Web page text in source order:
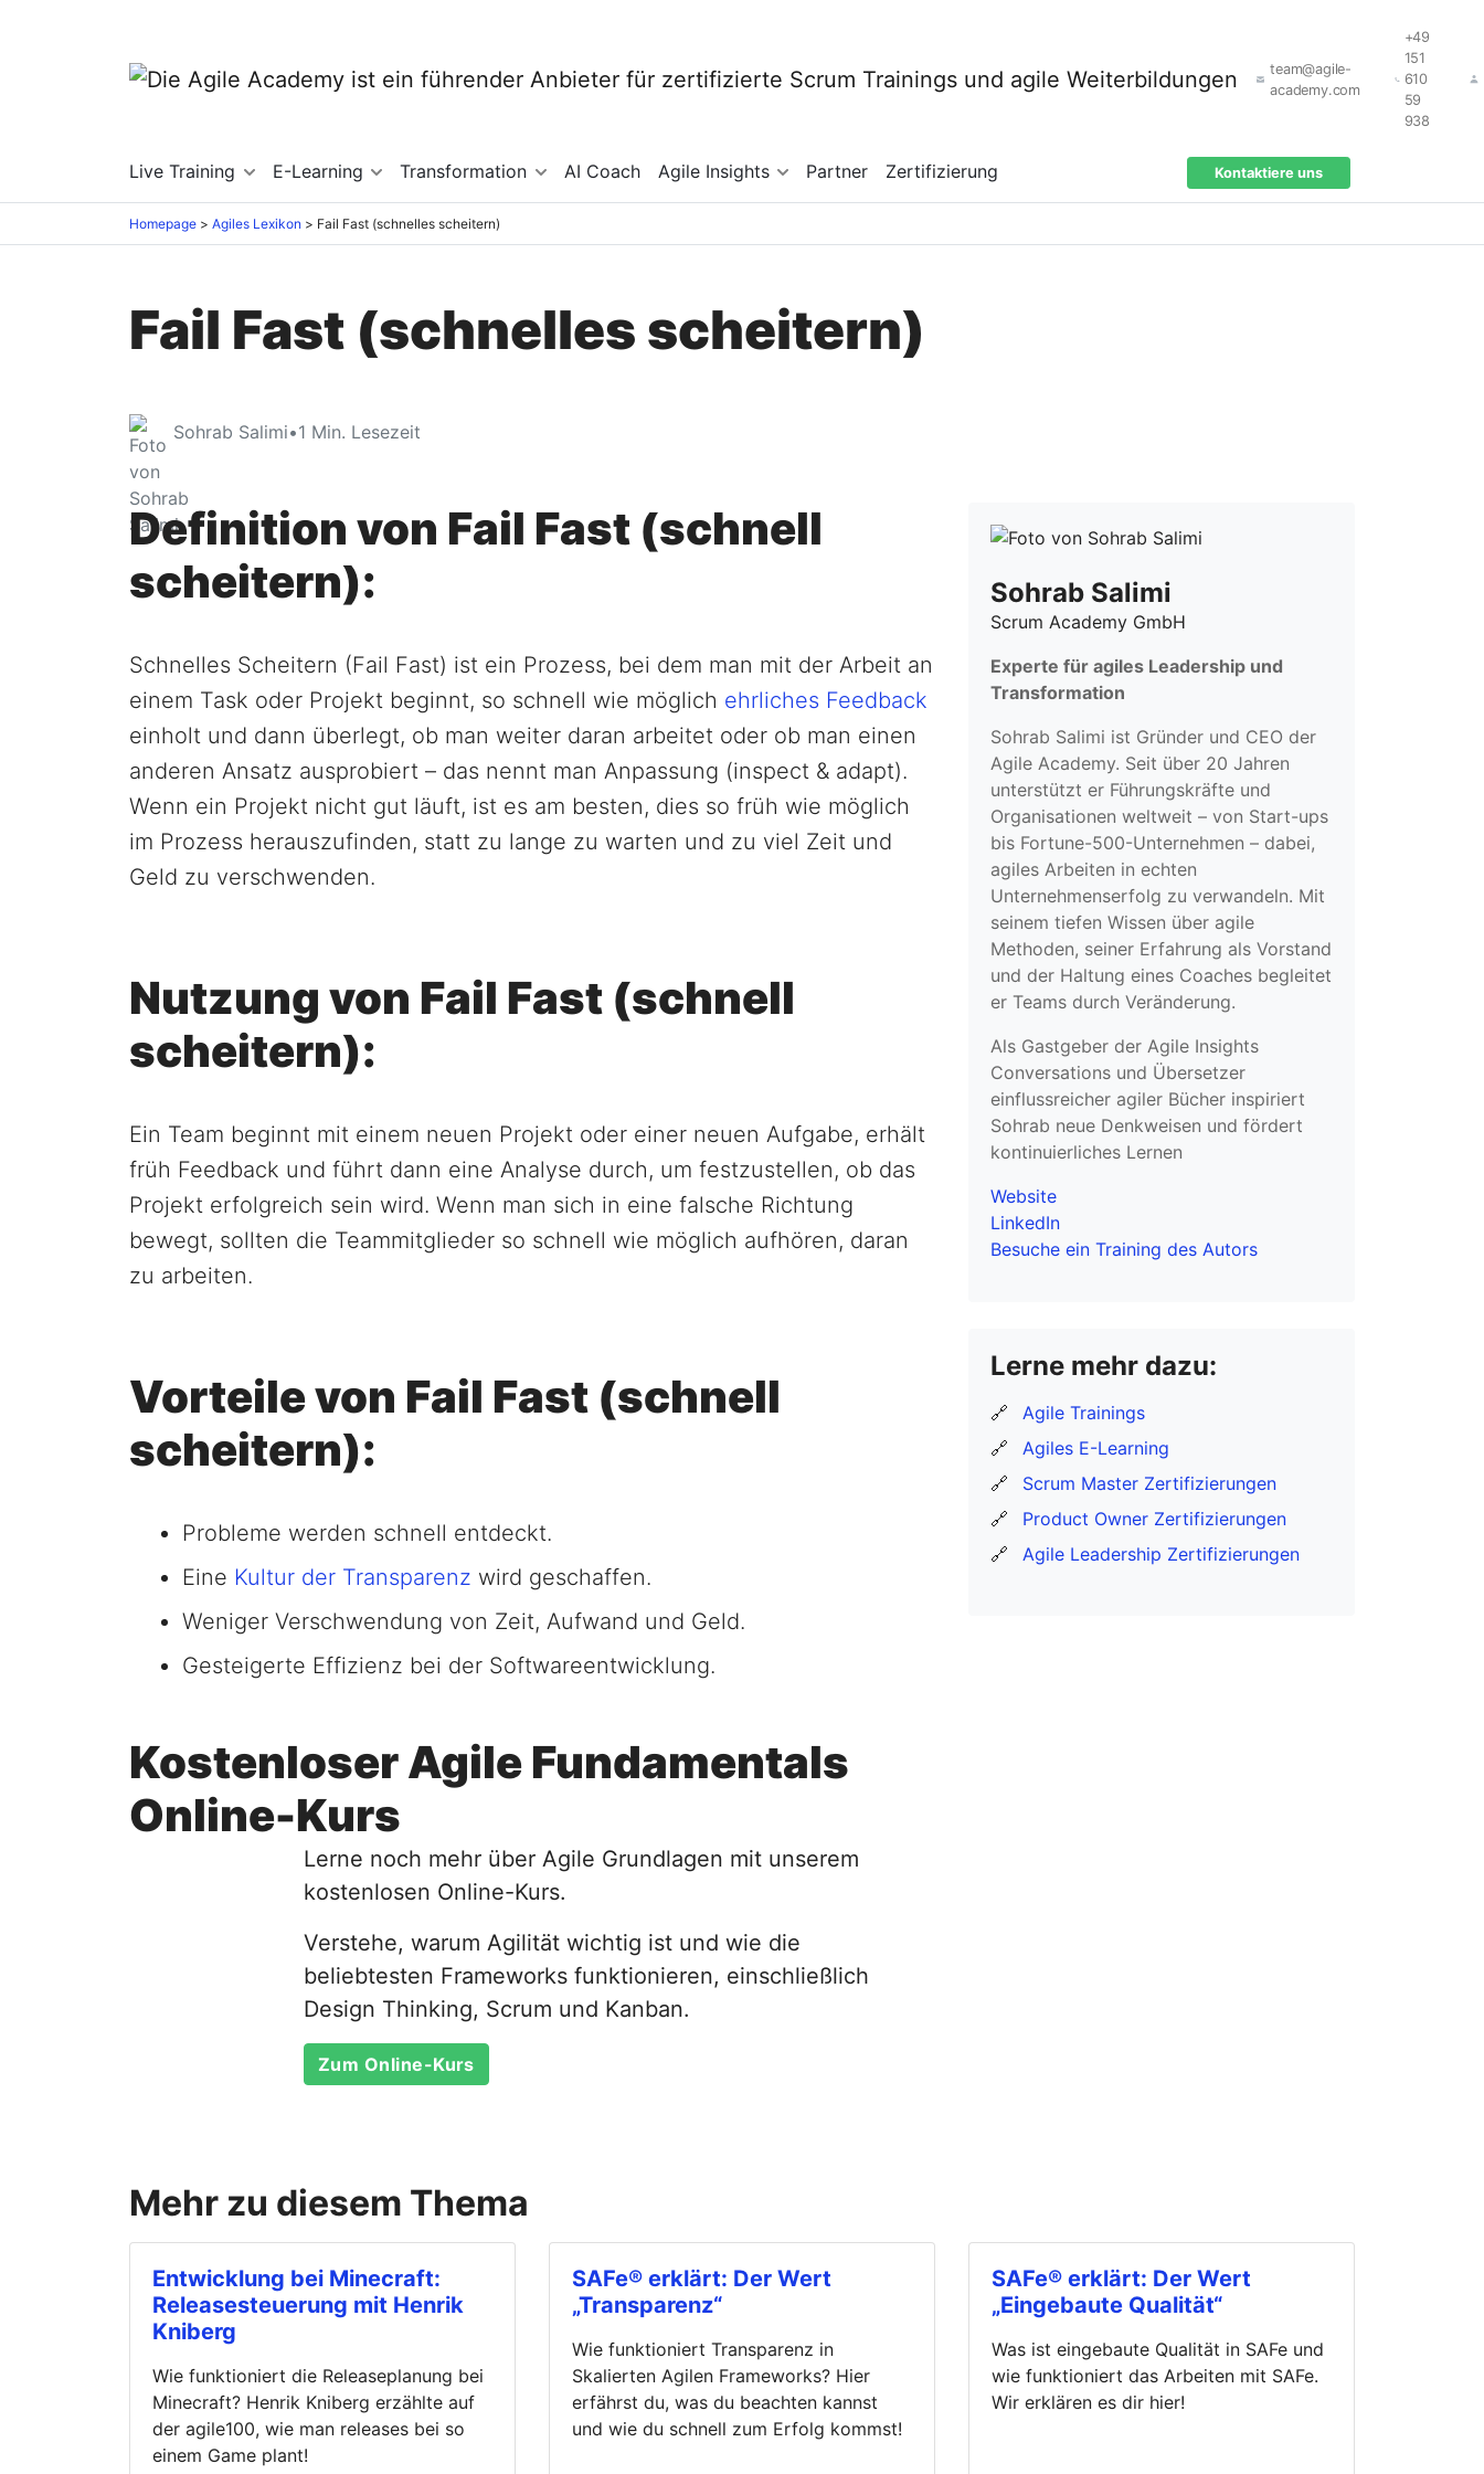
team@agile-
academy.com
+49
151
610
59
938
Live Training E-Learning Transformation AI Coach Agile Insights Partner Zertifizierung Kontaktiere uns
Homepage Agiles Lexikon Fail Fast (schnelles scheitern)
Fail Fast (schnelles scheitern)
Sohrab Salimi•1 Min. Lesezeit
Definition von Fail Fast (schnell
scheitern):
Schnelles Scheitern (Fail Fast) ist ein Prozess, bei dem man mit der Arbeit an
einem Task oder Projekt beginnt, so schnell wie möglich ehrliches Feedback
einholt und dann überlegt, ob man weiter daran arbeitet oder ob man einen
anderen Ansatz ausprobiert – das nennt man Anpassung (inspect & adapt).
Wenn ein Projekt nicht gut läuft, ist es am besten, dies so früh wie möglich
im Prozess herauszufinden, statt zu lange zu warten und zu viel Zeit und
Geld zu verschwenden.
Nutzung von Fail Fast (schnell
scheitern):
Ein Team beginnt mit einem neuen Projekt oder einer neuen Aufgabe, erhält
früh Feedback und führt dann eine Analyse durch, um festzustellen, ob das
Projekt erfolgreich sein wird. Wenn man sich in eine falsche Richtung
bewegt, sollten die Teammitglieder so schnell wie möglich aufhören, daran
zu arbeiten.
Vorteile von Fail Fast (schnell
scheitern):
Probleme werden schnell entdeckt.
Eine Kultur der Transparenz wird geschaffen.
Weniger Verschwendung von Zeit, Aufwand und Geld.
Gesteigerte Effizienz bei der Softwareentwicklung.
Kostenloser Agile Fundamentals
Online-Kurs
Lerne noch mehr über Agile Grundlagen mit unserem
kostenlosen Online-Kurs.
Verstehe, warum Agilität wichtig ist und wie die
beliebtesten Frameworks funktionieren, einschließlich
Design Thinking, Scrum und Kanban.
Zum Online-Kurs
Sohrab Salimi
Scrum Academy GmbH
Experte für agiles Leadership und
Transformation
Sohrab Salimi ist Gründer und CEO der
Agile Academy. Seit über 20 Jahren
unterstützt er Führungskräfte und
Organisationen weltweit – von Start-ups
bis Fortune-500-Unternehmen – dabei,
agiles Arbeiten in echten
Unternehmenserfolg zu verwandeln. Mit
seinem tiefen Wissen über agile
Methoden, seiner Erfahrung als Vorstand
und der Haltung eines Coaches begleitet
er Teams durch Veränderung.
Als Gastgeber der Agile Insights
Conversations und Übersetzer
einflussreicher agiler Bücher inspiriert
Sohrab neue Denkweisen und fördert
kontinuierliches Lernen
Website
LinkedIn
Besuche ein Training des Autors
Lerne mehr dazu:
🔗
Agile Trainings
🔗
Agiles E-Learning
🔗
Scrum Master Zertifizierungen
🔗
Product Owner Zertifizierungen
🔗
Agile Leadership Zertifizierungen
Mehr zu diesem Thema
Entwicklung bei Minecraft:
Releasesteuerung mit Henrik
Kniberg
Wie funktioniert die Releaseplanung bei
Minecraft? Henrik Kniberg erzählte auf
der agile100, wie man releases bei so
einem Game plant!
SAFe® erklärt: Der Wert
„Transparenz“
Wie funktioniert Transparenz in
Skalierten Agilen Frameworks? Hier
erfährst du, was du beachten kannst
und wie du schnell zum Erfolg kommst!
SAFe® erklärt: Der Wert
„Eingebaute Qualität“
Was ist eingebaute Qualität in SAFe und
wie funktioniert das Arbeiten mit SAFe.
Wir erklären es dir hier!